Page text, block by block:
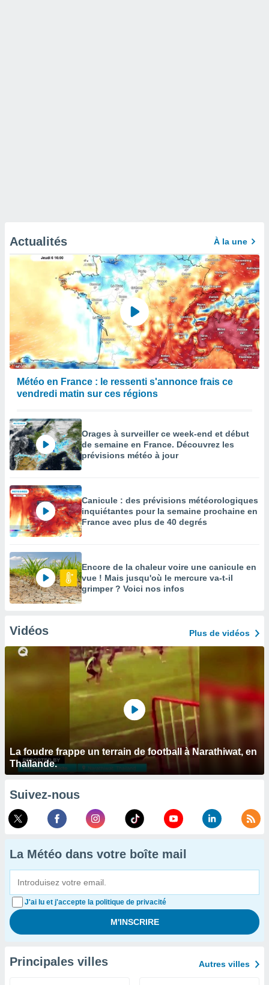
Actualités À la une
Météo en France : le ressenti s'annonce frais ce
vendredi matin sur ces régions
Orages à surveiller ce week-end et début
de semaine en France. Découvrez les
prévisions météo à jour
Canicule : des prévisions météorologiques
inquiétantes pour la semaine prochaine en
France avec plus de 40 degrés
Encore de la chaleur voire une canicule en
vue ! Mais jusqu'où le mercure va-t-il
grimper ? Voici nos infos
Vidéos Plus de vidéos
La foudre frappe un terrain de football à Narathiwat, en
Thaïlande.
Suivez-nous
La Météo dans votre boîte mail
J'ai lu et j'accepte la politique de privacité
Principales villes Autres villes